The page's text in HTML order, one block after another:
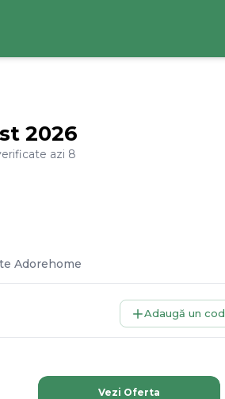
2026
azi 8
Adorehome
Adaugă un cod
Vezi Oferta